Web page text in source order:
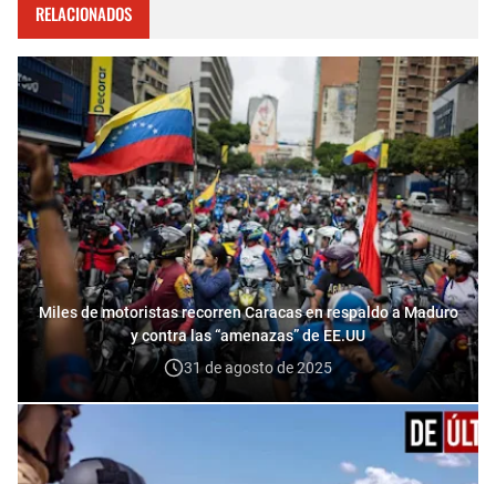
RELACIONADOS
Miles de motoristas recorren Caracas en respaldo a Maduro
y contra las “amenazas” de EE.UU
31 de agosto de 2025